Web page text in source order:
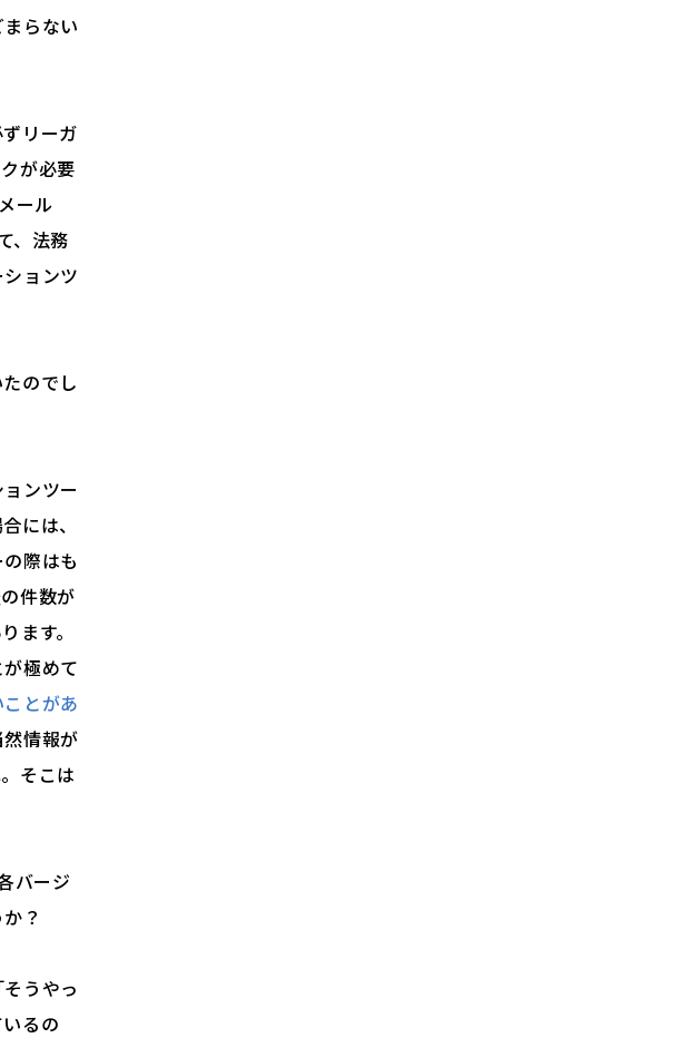
らない
リーガ
が必要
ール
、法務
ョンツ
のでし
ンツー
には、
際はも
件数が
ます。
極めて
とがあ
情報が
そこは
バージ
？
うやっ
るの